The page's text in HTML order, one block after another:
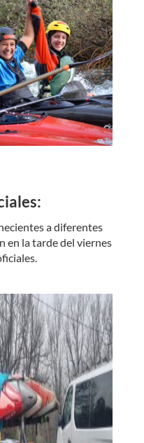
a diferentes
en la tarde del viernes